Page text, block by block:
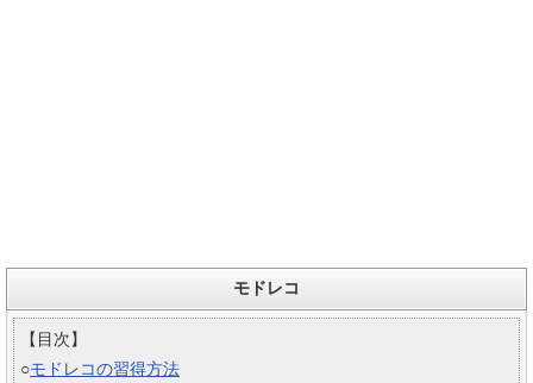
モドレコ
【目次】
○モドレコの習得方法